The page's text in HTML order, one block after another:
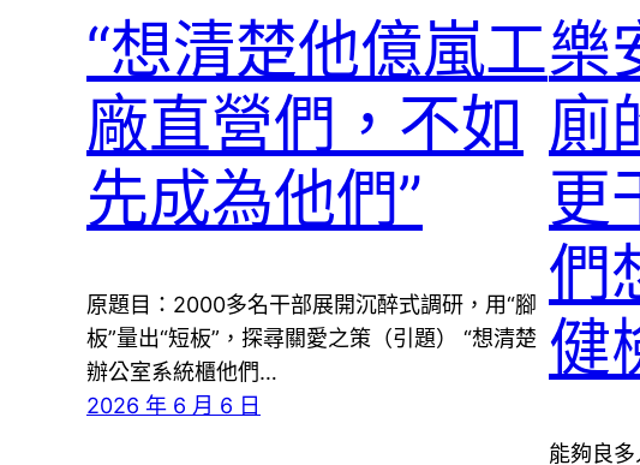
“想清楚他億嵐工
廠直營們，不如
先成為他們”
原題目：2000多名干部展開沉醉式調研，用“腳
板”量出“短板”，探尋關愛之策（引題） “想清楚
辦公室系統櫃他們…
2026 年 6 月 6 日
樂
廁
更
們
健
能夠良